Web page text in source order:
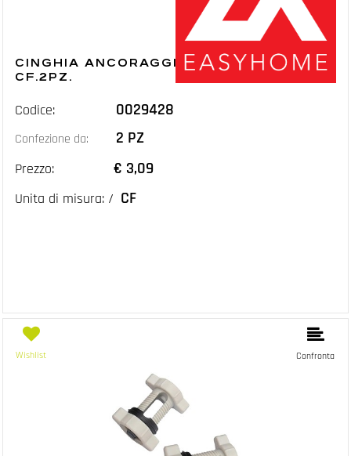
CINGHIA ANCORAGGIO MM.25 MT.2,5
CF.2PZ.
Codice: 0029428
Confezione da: 2 PZ
Prezzo: € 3,09
Unita di misura: / CF
Wishlist Confronta